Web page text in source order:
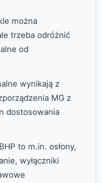
można
trzeba odróżnić
od
wynikają z
MG z
dostosowania
to m.in. osłony,
wyłączniki